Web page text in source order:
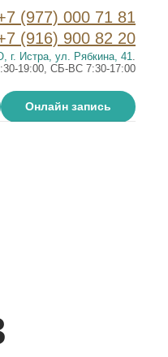
(977) 000 71 81
(916) 900 82 20
г. Истра, ул. Рябкина, 41.
19:00, СБ-ВС 7:30-17:00
Онлайн запись